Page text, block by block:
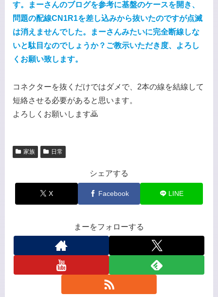
す。まーさんのブログを参考に基盤のケースを開き、
問題の配線CN1R1を差し込みから抜いたのですが点滅
は消えませんでした。まーさんみたいに完全断線しな
いと駄目なのでしょうか？ご教示いただき度、よろし
くお願い致します。
コネクターを抜くだけではダメで、2本の線を結線して
短絡させる必要があると思います。
よろしくお願いします🙇
家族 日常
シェアする
X Facebook LINE
まーをフォローする